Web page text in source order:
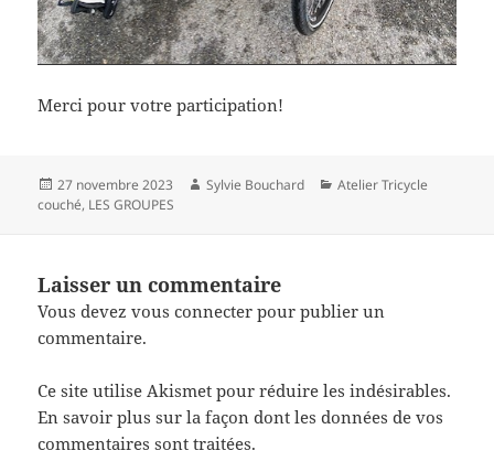
Merci pour votre participation!
Publié
le
27 novembre 2023 Auteur
Sylvie Bouchard Catégories
Atelier Tricycle
couché, LES GROUPES
Laisser un commentaire
Vous devezvous connecter pour publier un
commentaire.
Ce site utilise Akismet pour réduire les indésirables.
En savoir plus sur la façon dont les données de vos
commentaires sont traitées.